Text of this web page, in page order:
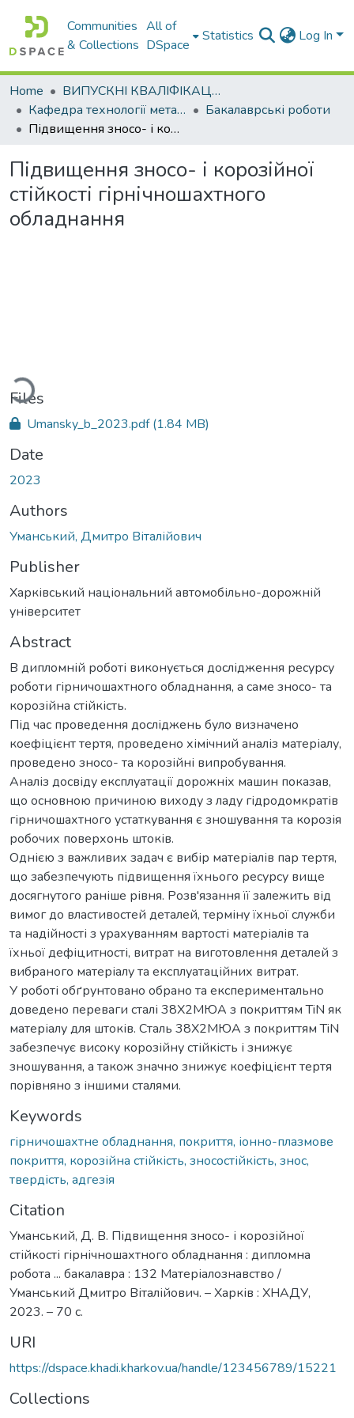
Communities
& Collections
All of
DSpace
Statistics Log In
Home
ВИПУСКНІ КВАЛІФІКАЦІЙНІ РОБОТИ
Кафедра технології металів та матеріалознавства
Бакалаврські роботи
Підвищення зносо- і корозійної стійкості гірнічношахтного обладнання
Підвищення зносо- і корозійної
стійкості гірнічношахтного
обладнання
Files
Umansky_b_2023.pdf(1.84 MB)
Date
2023
Authors
Уманський, Дмитро Віталійович
Publisher
Харківський національний автомобільно-дорожній
університет
Abstract
В дипломній роботі виконується дослідження ресурсу
роботи гірничошахтного обладнання, а саме зносо- та
корозійна стійкість.
Під час проведення досліджень було визначено
коефіцієнт тертя, проведено хімічний аналіз матеріалу,
проведено зносо- та корозійні випробування.
Аналіз досвіду експлуатації дорожніх машин показав,
що основною причиною виходу з ладу гідродомкратів
гірничошахтного устаткування є зношування та корозія
робочих поверхонь штоків.
Однією з важливих задач є вибір матеріалів пар тертя,
що забезпечують підвищення їхнього ресурсу вище
досягнутого раніше рівня. Розв'язання її залежить від
вимог до властивостей деталей, терміну їхньої служби
та надійності з урахуванням вартості матеріалів та
їхньої дефіцитності, витрат на виготовлення деталей з
вибраного матеріалу та експлуатаційних витрат.
У роботі обґрунтовано обрано та експериментально
доведено переваги сталі 38Х2МЮА з покриттям TiN як
матеріалу для штоків. Сталь 38Х2МЮА з покриттям TiN
забезпечує високу корозійну стійкість і знижує
зношування, а також значно знижує коефіцієнт тертя
порівняно з іншими сталями.
Keywords
гірничошахтне обладнання, покриття, іонно-плазмове
покриття, корозійна стійкість, зносостійкість, знос,
твердість, адгезія
Citation
Уманський, Д. В. Підвищення зносо- і корозійної
стійкості гірнічношахтного обладнання : дипломна
робота ... бакалавра : 132 Матеріалознавство /
Уманський Дмитро Віталійович. – Харків : ХНАДУ,
2023. – 70 с.
URI
https://dspace.khadi.kharkov.ua/handle/123456789/15221
Collections